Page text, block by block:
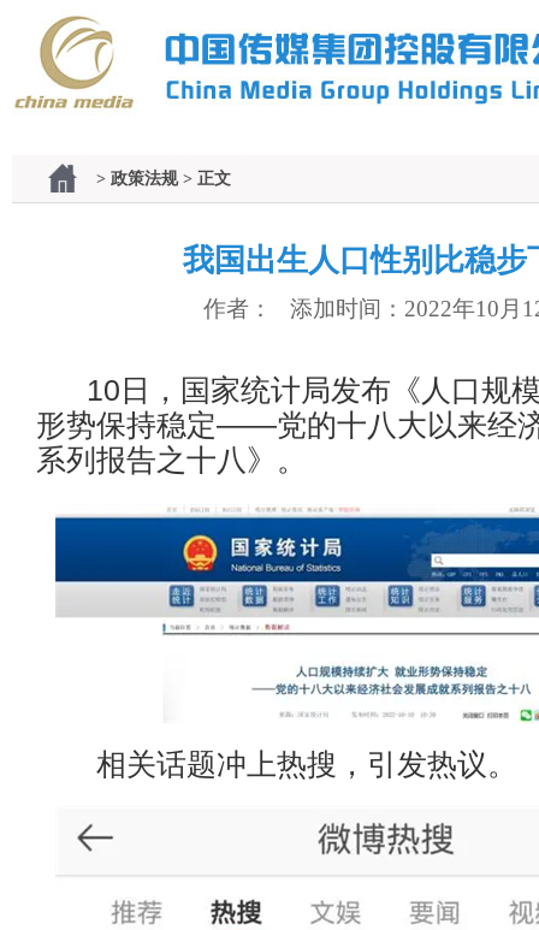
> 政策法规 > 正文
我国出生人口性别比稳步
作者： 添加时间：2022年10月
10日，国家统计局发布《人口规
形势保持稳定——党的十八大以来经
系列报告之十八》。
相关话题冲上热搜，引发热议。